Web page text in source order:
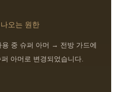
오는 원한
용 중 슈퍼 아머 → 전방 가드에
아머로 변경되었습니다.